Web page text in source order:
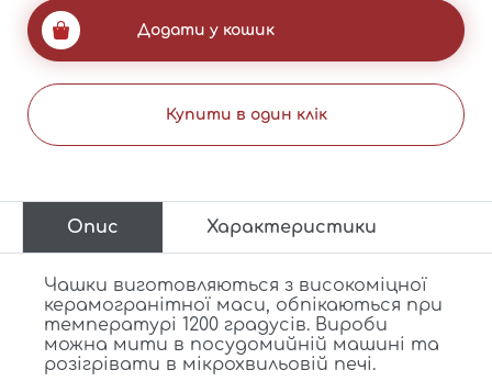
більше 100 000 грн.
Додати у кошик
Купити в один клік
Опис Характеристики
Чашки виготовляються з високоміцної
керамогранітної маси, обпікаються при
температурі 1200 градусів. Вироби
можна мити в посудомийній машині та
розігрівати в мікрохвильовій печі.